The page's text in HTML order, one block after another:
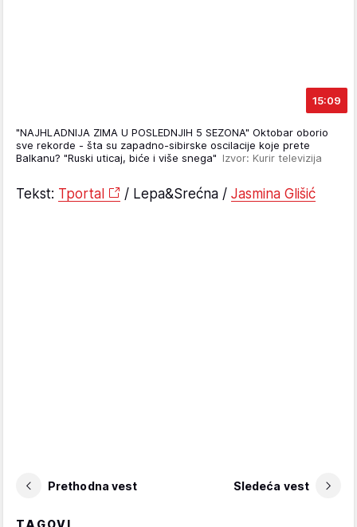
15:09
"NAJHLADNIJA ZIMA U POSLEDNJIH 5 SEZONA" Oktobar oborio
sve rekorde - šta su zapadno-sibirske oscilacije koje prete
Balkanu? "Ruski uticaj, biće i više snega" Izvor: Kurir televizija
Tekst: Tportal / Lepa&Srećna / Jasmina Glišić
Prethodna vest Sledeća vest
TAGOVI